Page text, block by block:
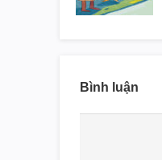
Bình luận